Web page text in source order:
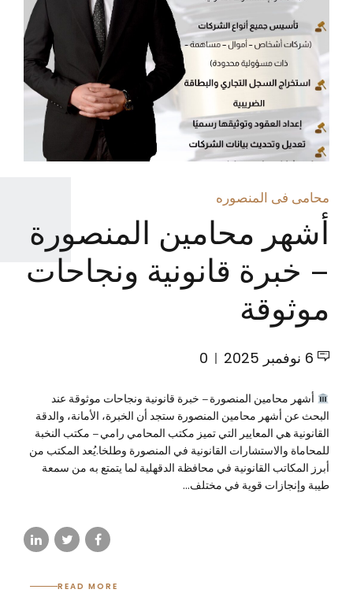
محامى فى المنصوره
أشهر محامين المنصورة
– خبرة قانونية ونجاحات
موثوقة
6 نوفمبر 2025 0
أشهر محامين المنصورة – خبرة قانونية ونجاحات موثوقة عند
البحث عن أشهر محامين المنصورة ستجد أن الخبرة، الأمانة، والدقة
القانونية هي المعايير التي تميز مكتب المحامي رامي – مكتب النخبة
للمحاماة والاستشارات القانونية في المنصورة وطلخا.يُعد المكتب من
أبرز المكاتب القانونية في محافظة الدقهلية لما يتمتع به من سمعة
طيبة وإنجازات قوية في مختلف...
READ MORE